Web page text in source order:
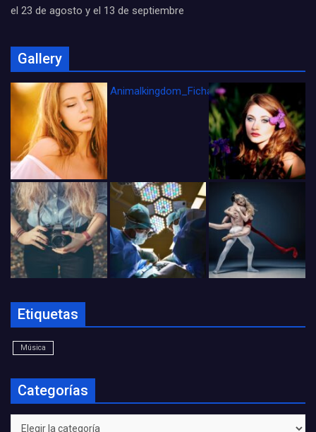
el 23 de agosto y el 13 de septiembre
Gallery
Animalkingdom_FichaCine
Etiquetas
Música
Categorías
Categorías